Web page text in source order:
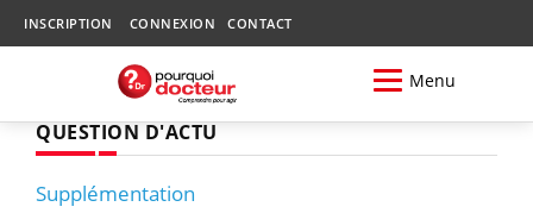
INSCRIPTION CONNEXION CONTACT
Menu
QUESTION D'ACTU
Supplémentation